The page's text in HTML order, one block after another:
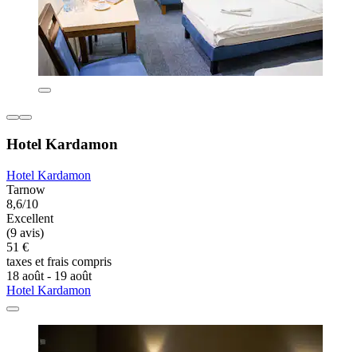
Hotel Kardamon
Hotel Kardamon
Tarnow
8,6/10
Excellent
(9 avis)
51 €
taxes et frais compris
18 août - 19 août
Hotel Kardamon